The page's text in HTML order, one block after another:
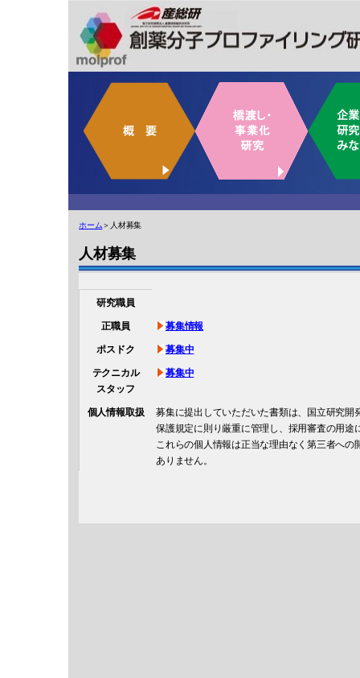
ホーム＞人材募集
人材募集
研究職員
正職員 募集情報
ポスドク 募集中
テクニカル
スタッフ
募集中
個人情報取扱
募集に提出していただいた書類は、国立研究開
保護規定に則り厳重に管理し、採用審査の用途
これらの個人情報は正当な理由なく第三者への
ありません。